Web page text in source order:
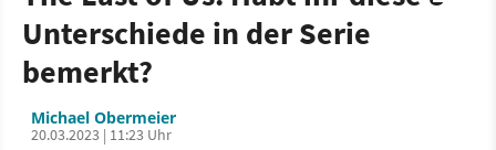
Unterschiede in der Serie
bemerkt?
Michael Obermeier
20.03.2023 | 11:23 Uhr